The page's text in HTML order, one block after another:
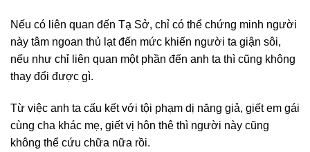
Nếu có liên quan đến Tạ Sở, chỉ có thể chứng minh người
này tâm ngoan thủ lạt đến mức khiến người ta giận sôi,
nếu như chỉ liên quan một phần đến anh ta thì cũng không
thay đổi được gì.
Từ việc anh ta cấu kết với tội phạm dị năng giả, giết em gái
cùng cha khác mẹ, giết vị hôn thê thì người này cũng
không thể cứu chữa nữa rồi.